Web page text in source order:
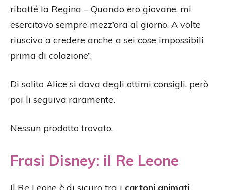
ribatté la Regina – Quando ero giovane, mi
esercitavo sempre mezz’ora al giorno. A volte
riuscivo a credere anche a sei cose impossibili
prima di colazione”.
Di solito Alice si dava degli ottimi consigli, però
poi li seguiva raramente.
Nessun prodotto trovato.
Frasi Disney: il Re Leone